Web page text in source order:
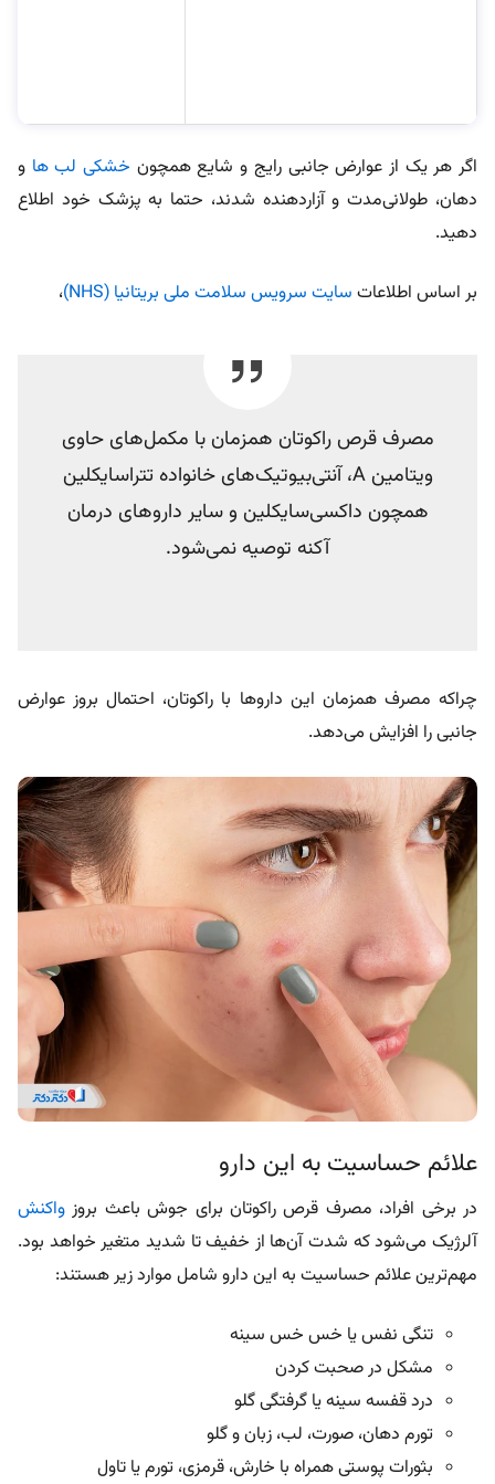
اگر هر یک از عوارض جانبی رایج و شایع همچون خشکی لب ها و
دهان، طولانی‌مدت و آزاردهنده شدند، حتما به پزشک خود اطلاع
دهید.
بر اساس اطلاعات سایت سرویس سلامت ملی بریتانیا (NHS) ،
مصرف قرص راکوتان همزمان با مکمل‌های حاوی
ویتامین A، آنتی‌بیوتیک‌های خانواده تتراسایکلین
همچون داکسی‌سایکلین و سایر داروهای درمان
آکنه توصیه نمی‌شود.
چراکه مصرف همزمان این داروها با راکوتان، احتمال بروز عوارض
جانبی را افزایش می‌دهد.
علائم حساسیت به این دارو
در برخی افراد، مصرف قرص راکوتان برای جوش باعث بروز واکنش‌
آلرژیک می‌شود که شدت آن‌ها از خفیف تا شدید متغیر خواهد بود.
مهم‌ترین علائم حساسیت به این دارو شامل موارد زیر هستند:
تنگی نفس یا خس خس سینه
مشکل در صحبت کردن
درد قفسه سینه یا گرفتگی گلو
تورم دهان، صورت، لب، زبان و گلو
بثورات پوستی همراه با خارش، قرمزی، تورم یا تاول